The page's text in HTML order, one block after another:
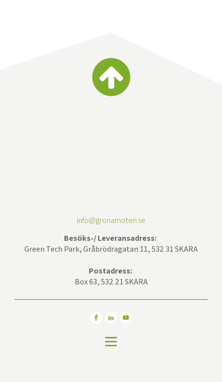
info@gronamoten.se
Besöks-/ Leveransadress:
Green Tech Park, Gråbrödragatan 11, 532 31 SKARA
Postadress:
Box 63, 532 21 SKARA